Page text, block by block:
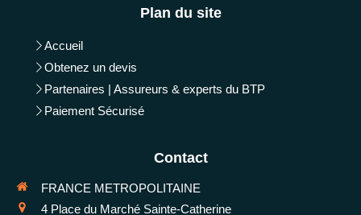
Plan du site
Accueil
Obtenez un devis
Partenaires | Assureurs & experts du BTP
Paiement Sécurisé
Contact
FRANCE METROPOLITAINE
4 Place du Marché Sainte-Catherine